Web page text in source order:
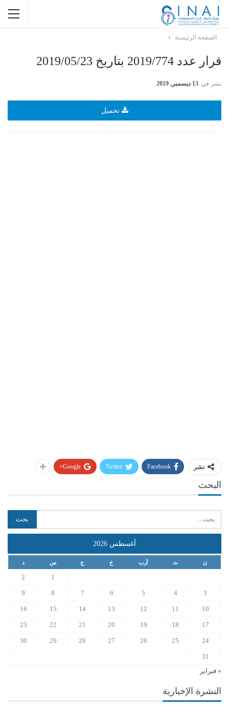
الصفحة الرئيسية
قرار عدد 2019/774 بتاريخ 2019/05/23
نشر في 13 ديسمبر, 2019
تحميل
نشر Facebook
Twitter
Google+
البحث
أغسطس 2026
ن ث أرب خ ج س د
1
2
3
4
5
6
7
8
9
10
11
12
13
14
15
16
17
18
19
20
21
22
23
24
25
26
27
28
29
30
31
« فبراير
النشرة الإخبارية